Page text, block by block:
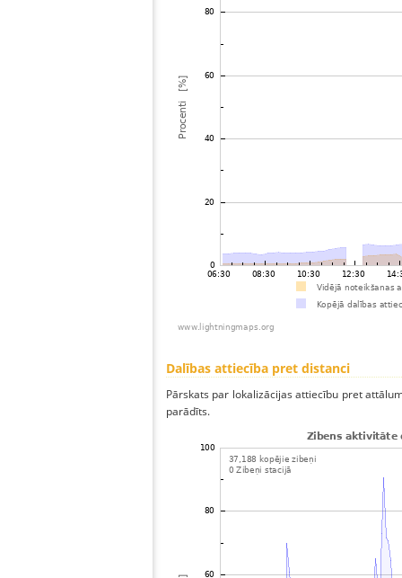
Dalības attiecība pret distanci
Pārskats par lokalizācijas attiecību pret
parādīts.